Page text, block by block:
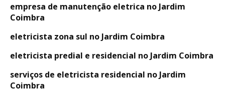
empresa de manutenção eletrica no Jardim
Coimbra
eletricista zona sul no Jardim Coimbra
eletricista predial e residencial no Jardim Coimbra
serviços de eletricista residencial no Jardim
Coimbra